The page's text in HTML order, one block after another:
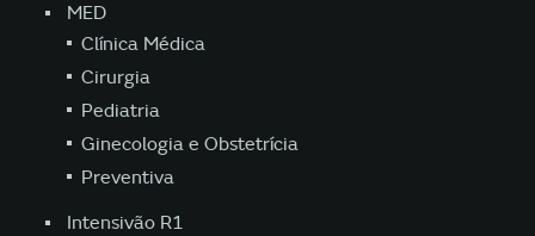
MED
Clínica Médica
Cirurgia
Pediatria
Ginecologia e Obstetrícia
Preventiva
Intensivão R1